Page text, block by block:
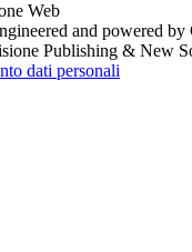
and powered by
Publishing & New
dati personali